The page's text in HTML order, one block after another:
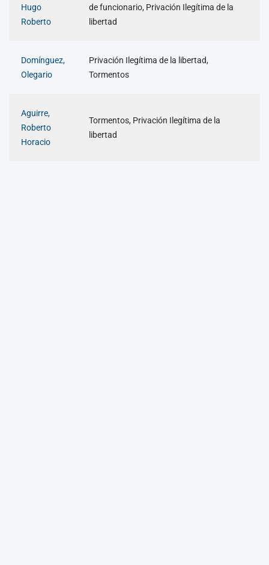
Hugo
Roberto
de funcionario, Privación Ilegítima de la
libertad
Domínguez,
Olegario
Privación Ilegítima de la libertad,
Tormentos
Aguirre,
Roberto
Horacio
Tormentos, Privación Ilegítima de la
libertad